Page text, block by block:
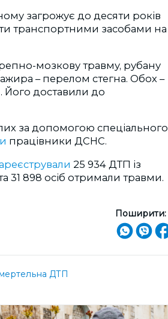
загрожує до десяти років
транспортними засобами на
мозкову травму, рубану
–перелом стегна. Обох –
Його доставили до
за допомогою спеціального
працівники ДСНС.
25 934 ДТП із
31 898 осіб отримали травми.
Поширити:
ДТП